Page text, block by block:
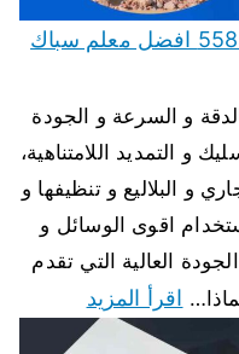
فني صحي مبارك الكبير 55850065 افضل معلم سباك
و السرعة و الجودة
و التمديد اللامتناهية،
و البلاليع و تنظيفها و
اقوى الوسائل و
العالية التي تقدم
اقرأ المزيد